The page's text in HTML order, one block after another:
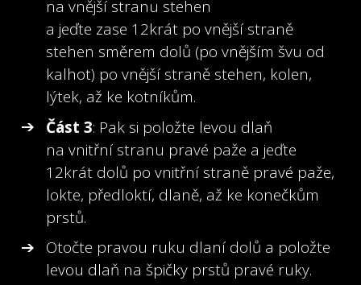
na vnější stranu stehen
a jeďte zase 12krát po vnější straně
stehen směrem dolů (po vnějším švu od
kalhot) po vnější straně stehen, kolen,
lýtek, až ke kotníkům.
Část 3: Pak si položte levou dlaň
na vnitřní stranu pravé paže a jeďte
12krát dolů po vnitřní straně pravé paže,
lokte, předloktí, dlaně, až ke konečkům
prstů.
Otočte pravou ruku dlaní dolů a položte
levou dlaň na špičky prstů pravé ruky.